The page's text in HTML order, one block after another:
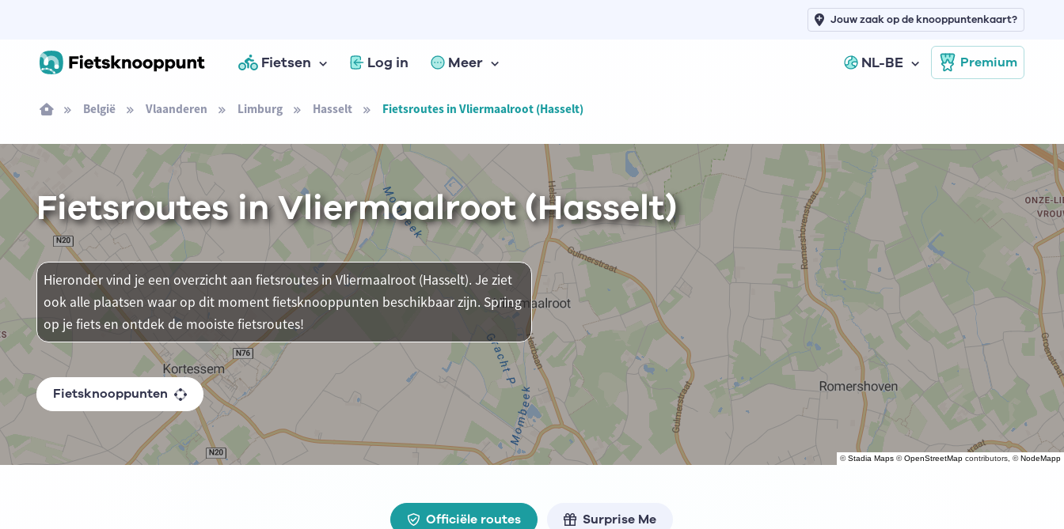
Fietsen Log in Meer NL-BE Premium
Jouw zaak op de knooppuntenkaart?
België Vlaanderen Limburg Hasselt Fietsroutes in Vliermaalroot (Hasselt)
©Stadia Maps ©OpenStreetMap contributors, ©NodeMapp
Fietsroutes in Vliermaalroot (Hasselt)
Hieronder vind je een overzicht aan fietsroutes in Vliermaalroot (Hasselt). Je ziet
ook alle plaatsen waar op dit moment fietsknooppunten beschikbaar zijn. Spring
op je fiets en ontdek de mooiste fietsroutes!
Fietsknooppunten
Officiële routes Surprise Me